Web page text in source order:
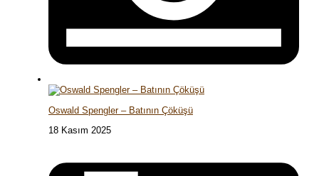
Oswald Spengler – Batının Çöküşü
18 Kasım 2025